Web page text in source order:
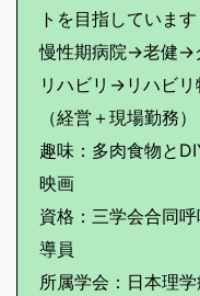
トを目指しています
慢性期病院→老健→
リハビリ→リハビ
（経営＋現場勤務）
趣味：多肉食物と
映画
資格：三学会合同
導員
所属学会：日本理